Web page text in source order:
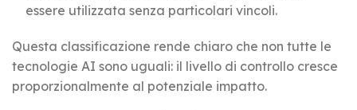
essere utilizzata senza particolari vincoli.
Questa classificazione rende chiaro che non tutte le
tecnologie AI sono uguali: il livello di controllo cresce
proporzionalmente al potenziale impatto.